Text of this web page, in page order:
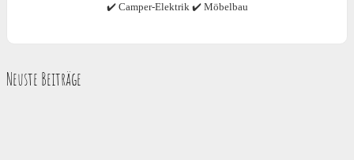
✔️ Camper-Elektrik ✔️ Möbelbau
Neuste Beiträge